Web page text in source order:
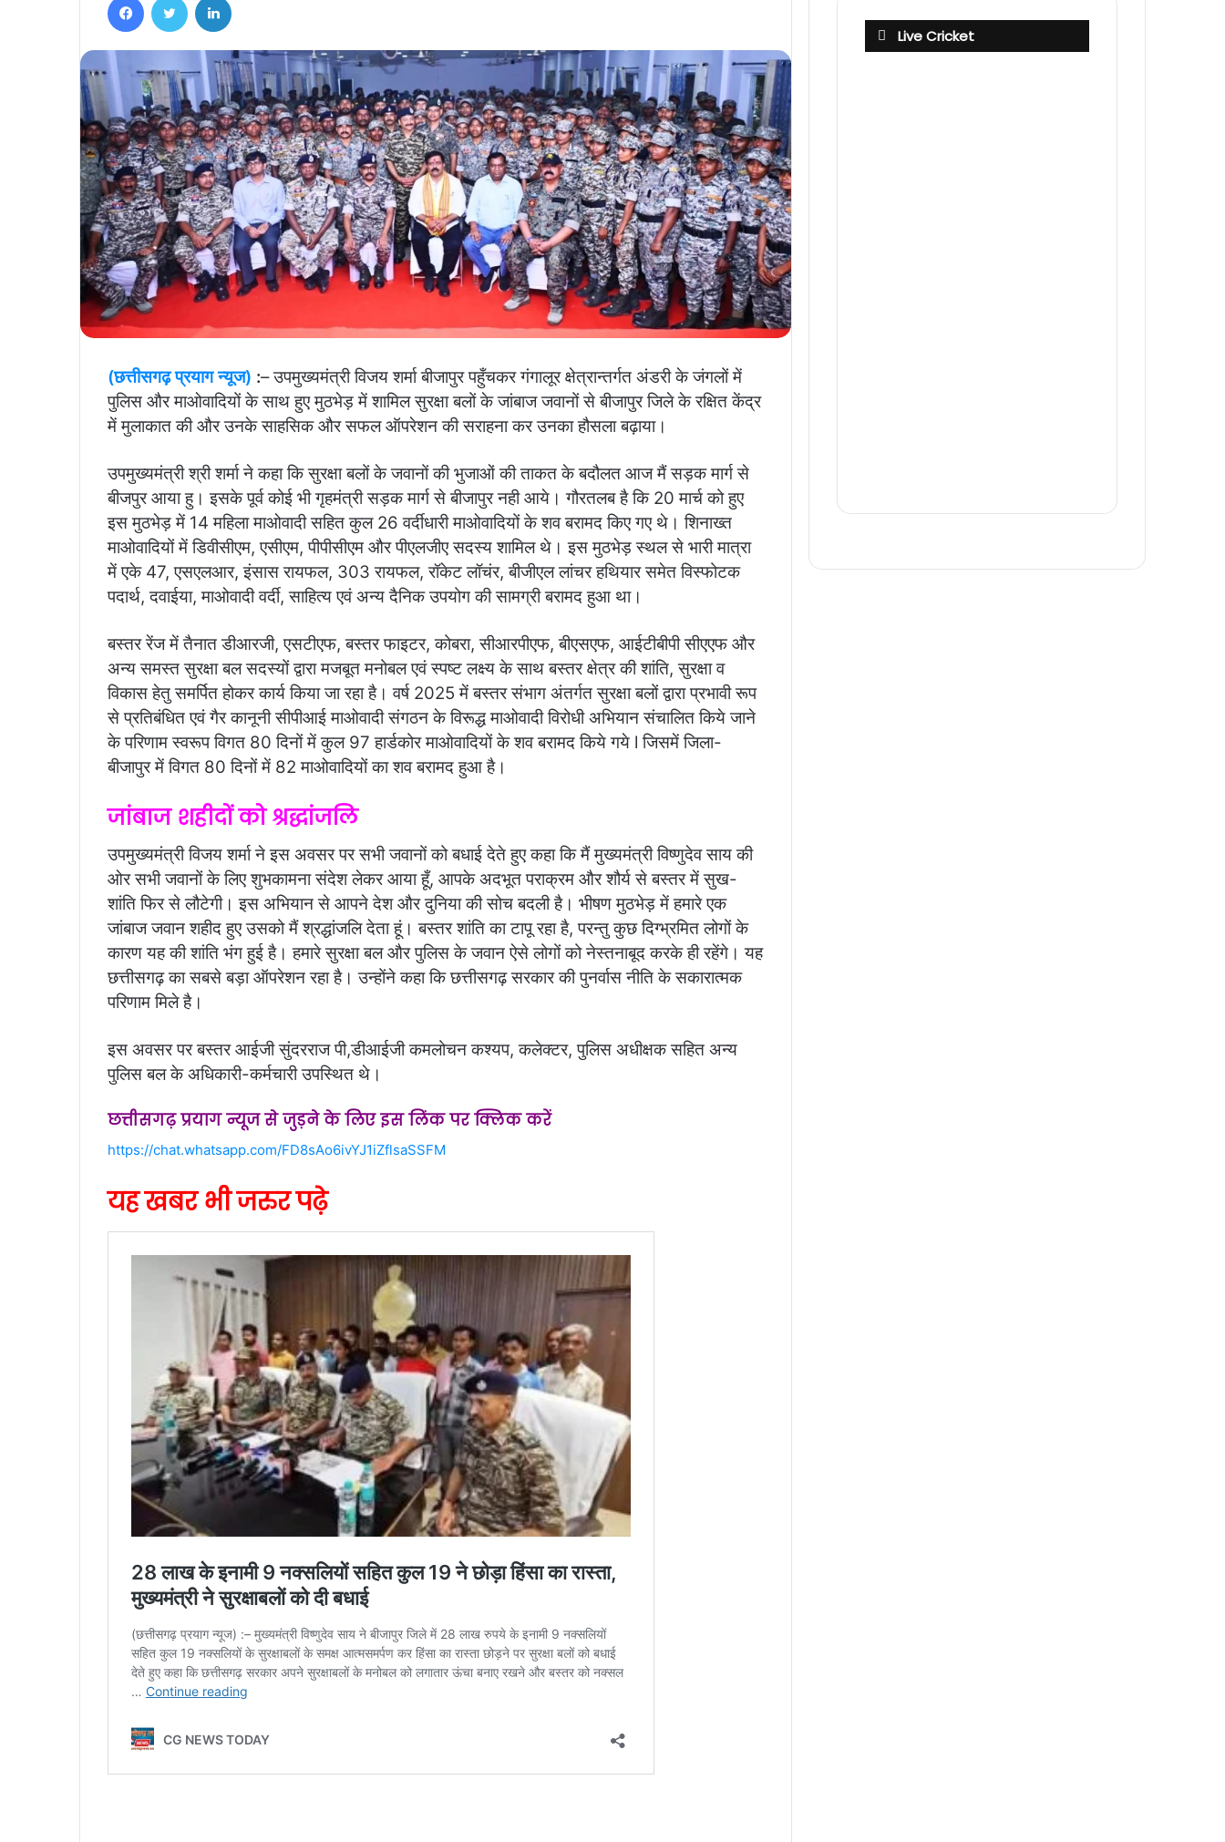
(छत्तीसगढ़ प्रयाग न्यूज) :– उपमुख्यमंत्री विजय शर्मा बीजापुर पहुँचकर गंगालूर क्षेत्रान्तर्गत अंडरी के जंगलों में
पुलिस और माओवादियों के साथ हुए मुठभेड़ में शामिल सुरक्षा बलों के जांबाज जवानों से बीजापुर जिले के रक्षित केंद्र
में मुलाकात की और उनके साहसिक और सफल ऑपरेशन की सराहना कर उनका हौसला बढ़ाया।
उपमुख्यमंत्री श्री शर्मा ने कहा कि सुरक्षा बलों के जवानों की भुजाओं की ताकत के बदौलत आज मैं सड़क मार्ग से
बीजपुर आया हु। इसके पूर्व कोई भी गृहमंत्री सड़क मार्ग से बीजापुर नही आये। गौरतलब है कि 20 मार्च को हुए
इस मुठभेड़ में 14 महिला माओवादी सहित कुल 26 वर्दीधारी माओवादियों के शव बरामद किए गए थे। शिनाख्त
माओवादियों में डिवीसीएम, एसीएम, पीपीसीएम और पीएलजीए सदस्य शामिल थे। इस मुठभेड़ स्थल से भारी मात्रा
में एके 47, एसएलआर, इंसास रायफल, 303 रायफल, रॉकेट लॉचंर, बीजीएल लांचर हथियार समेत विस्फोटक
पदार्थ, दवाईया, माओवादी वर्दी, साहित्य एवं अन्य दैनिक उपयोग की सामग्री बरामद हुआ था।
बस्तर रेंज में तैनात डीआरजी, एसटीएफ, बस्तर फाइटर, कोबरा, सीआरपीएफ, बीएसएफ, आईटीबीपी सीएएफ और
अन्य समस्त सुरक्षा बल सदस्यों द्वारा मजबूत मनोबल एवं स्पष्ट लक्ष्य के साथ बस्तर क्षेत्र की शांति, सुरक्षा व
विकास हेतु समर्पित होकर कार्य किया जा रहा है। वर्ष 2025 में बस्तर संभाग अंतर्गत सुरक्षा बलों द्वारा प्रभावी रूप
से प्रतिबंधित एवं गैर कानूनी सीपीआई माओवादी संगठन के विरूद्ध माओवादी विरोधी अभियान संचालित किये जाने
के परिणाम स्वरूप विगत 80 दिनों में कुल 97 हार्डकोर माओवादियों के शव बरामद किये गये l जिसमें जिला-
बीजापुर में विगत 80 दिनों में 82 माओवादियों का शव बरामद हुआ है।
जांबाज शहीदों को श्रद्धांजलि
उपमुख्यमंत्री विजय शर्मा ने इस अवसर पर सभी जवानों को बधाई देते हुए कहा कि मैं मुख्यमंत्री विष्णुदेव साय की
ओर सभी जवानों के लिए शुभकामना संदेश लेकर आया हूँ, आपके अदभूत पराक्रम और शौर्य से बस्तर में सुख-
शांति फिर से लौटेगी। इस अभियान से आपने देश और दुनिया की सोच बदली है। भीषण मुठभेड़ में हमारे एक
जांबाज जवान शहीद हुए उसको मैं श्रद्धांजलि देता हूं। बस्तर शांति का टापू रहा है, परन्तु कुछ दिग्भ्रमित लोगों के
कारण यह की शांति भंग हुई है। हमारे सुरक्षा बल और पुलिस के जवान ऐसे लोगों को नेस्तनाबूद करके ही रहेंगे। यह
छत्तीसगढ़ का सबसे बड़ा ऑपरेशन रहा है। उन्होंने कहा कि छत्तीसगढ़ सरकार की पुनर्वास नीति के सकारात्मक
परिणाम मिले है।
इस अवसर पर बस्तर आईजी सुंदरराज पी,डीआईजी कमलोचन कश्यप, कलेक्टर, पुलिस अधीक्षक सहित अन्य
पुलिस बल के अधिकारी-कर्मचारी उपस्थित थे।
छत्तीसगढ़ प्रयाग न्यूज से जुड़ने के लिए इस लिंक पर क्लिक करें
https://chat.whatsapp.com/FD8sAo6ivYJ1iZflsaSSFM
यह खबर भी जरुर पढ़े
Live Cricket